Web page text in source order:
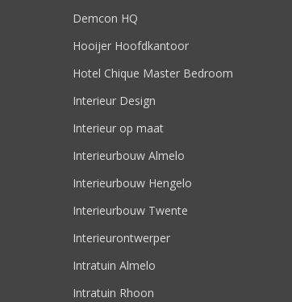
Demcon HQ
Hooijer Hoofdkantoor
Hotel Chique Master Bedroom
Interieur Design
Interieur op maat
Interieurbouw Almelo
Interieurbouw Hengelo
Interieurbouw Twente
Interieurontwerper
Intratuin Almelo
Intratuin Rhoon